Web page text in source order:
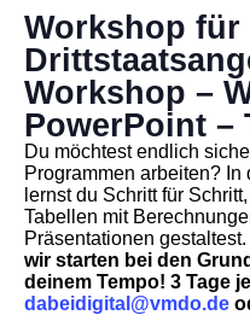
Workshop für
Workshop –
PowerPoint –
Du möchtest endlich
Programmen arbeiten?
lernst du Schritt für
Tabellen mit
Präsentationen gestaltest.
wir starten bei den
deinem Tempo! 3 Tage
dabeidigital@vmdo.de